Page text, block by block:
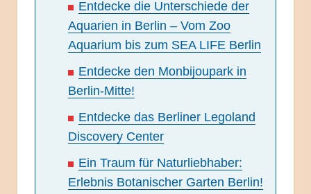
Entdecke die Unterschiede der
Aquarien in Berlin – Vom Zoo
Aquarium bis zum SEA LIFE Berlin
Entdecke den Monbijoupark in
Berlin-Mitte!
Entdecke das Berliner Legoland
Discovery Center
Ein Traum für Naturliebhaber:
Erlebnis Botanischer Garten Berlin!